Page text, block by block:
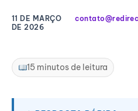
11 DE MARÇO
DE 2026
15 minutos de leitura